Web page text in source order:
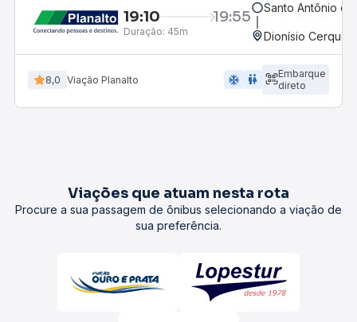
19:10 19:55
Duração: 45m
Santo Antônio
Dionísio
8,0 Viação Planalto ac_unit wc
Embarque
direto
Viações que atuam nesta rota
Procure a sua passagem de ônibus selecionando a viação de
sua preferência.